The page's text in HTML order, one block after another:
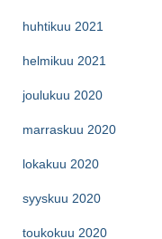
huhtikuu 2021
helmikuu 2021
joulukuu 2020
marraskuu 2020
lokakuu 2020
syyskuu 2020
toukokuu 2020